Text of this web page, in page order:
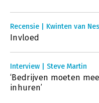
Recensie | Kwinten van Nes
Invloed
Interview | Steve Martin
‘Bedrijven moeten
inhuren’